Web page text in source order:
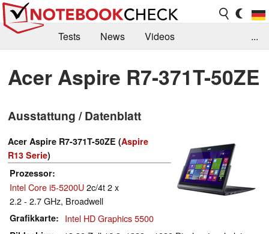
Tests News
Videos
Kaufberatung
Deals Suche
Jobs
Forum
...
Acer Aspire R7-371T-50ZE
Ausstattung / Datenblatt
Acer Aspire R7-371T-50ZE (Aspire
R13 Serie)
Prozessor
Intel Core i5-5200U2c/4t 2 x
2.2 - 2.7 GHz, Broadwell
Grafikkarte Intel HD Graphics 5500